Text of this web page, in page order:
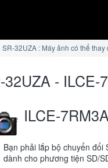
SR-32UZA : Máy ảnh có thể
32UZA - ILCE-
ILCE-7RM3A
Bạn phải lắp bộ chuyển đổi
dành cho phương tiện SD/